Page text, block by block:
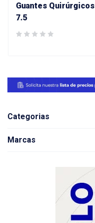
Categorias
Marcas
Guantes Quirúrgicos
7.5